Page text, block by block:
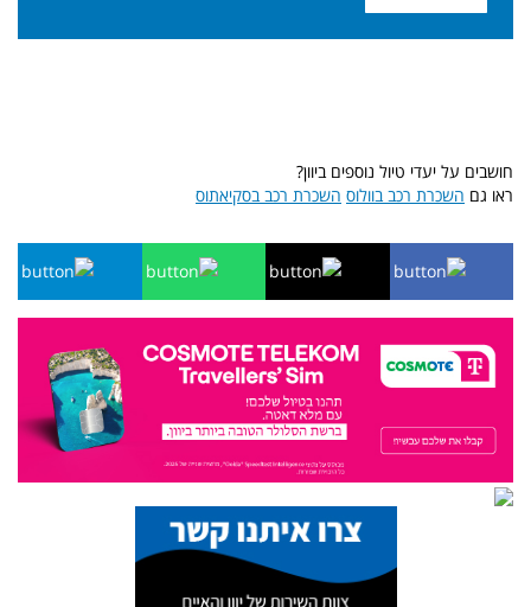
חושבים על יעדי טיול נוספים ביוון?
ראו גם השכרת רכב בוולוס השכרת רכב בסקיאתוס